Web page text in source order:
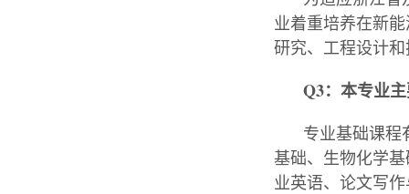
业着重培养在新
研究、工程设计
Q3：本专业
专业基础课程
基础、生物化学
业英语、论文写